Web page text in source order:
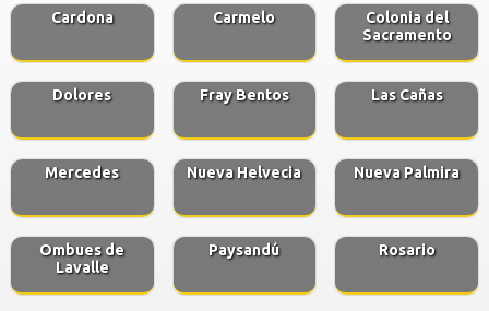
Cardona Carmelo
Colonia del
Sacramento
Dolores Fray Bentos Las Cañas
Mercedes Nueva Helvecia Nueva Palmira
Ombues de
Lavalle
Paysandú Rosario